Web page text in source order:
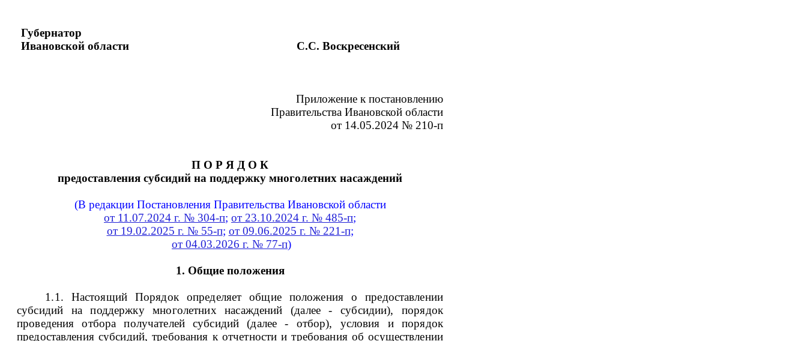
Губернатор
Ивановской области
С.С. Воскресенский
Приложение к постановлению
Правительства Ивановской области
от 14.05.2024 № 210-п
П О Р Я Д О К
предоставления субсидий на поддержку многолетних насаждений
(В редакции Постановления Правительства Ивановской области
от 11.07.2024 г. № 304-п; от 23.10.2024 г. № 485-п;
от 19.02.2025 г. № 55-п; от 09.06.2025 г. № 221-п;
от 04.03.2026 г. № 77-п)
1. Общие положения
1.1. Настоящий Порядок определяет общие положения о предоставлении
субсидий на поддержку многолетних насаждений (далее - субсидии), порядок
проведения отбора получателей субсидий (далее - отбор), условия и порядок
предоставления субсидий, требования к отчетности и требования об осуществлении